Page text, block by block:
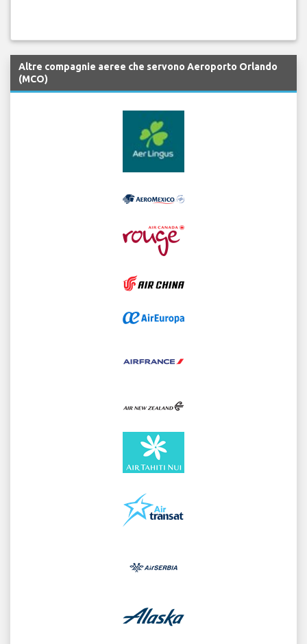
Altre compagnie aeree che servono Aeroporto Orlando
(MCO)